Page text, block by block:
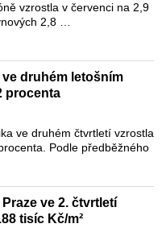
vzrostla v červenci na 2,9
2,8 …
druhém letošním
procenta
ve druhém čtvrtletí vzrostla
Podle předběžného
ve 2. čtvrtletí
tisíc Kč/m²